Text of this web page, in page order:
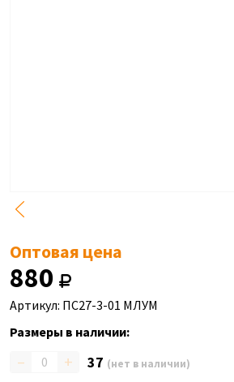
Оптовая цена
880
Артикул: ПС27-3-01 МЛУМ
Размеры в наличии:
– + 37 (нет в наличии)